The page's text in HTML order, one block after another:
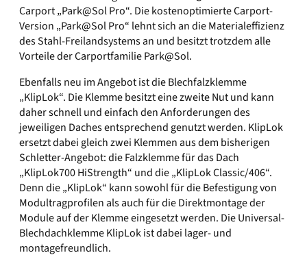
Carport „Park@Sol Pro“. Die kostenoptimierte Carport-
Version „Park@Sol Pro“ lehnt sich an die Materialeffizienz
des Stahl-Freilandsystems an und besitzt trotzdem alle
Vorteile der Carportfamilie Park@Sol.
Ebenfalls neu im Angebot ist die Blechfalzklemme
„KlipLok“. Die Klemme besitzt eine zweite Nut und kann
daher schnell und einfach den Anforderungen des
jeweiligen Daches entsprechend genutzt werden. KlipLok
ersetzt dabei gleich zwei Klemmen aus dem bisherigen
Schletter-Angebot: die Falzklemme für das Dach
„KlipLok700 HiStrength“ und die „KlipLok Classic/406“.
Denn die „KlipLok“ kann sowohl für die Befestigung von
Modultragprofilen als auch für die Direktmontage der
Module auf der Klemme eingesetzt werden. Die Universal-
Blechdachklemme KlipLok ist dabei lager- und
montagefreundlich.